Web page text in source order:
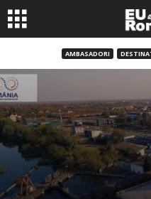
AMBASADORI